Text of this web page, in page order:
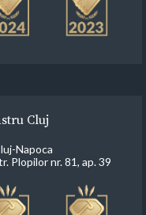
Cluj
Napoca
Plopilor nr. 81, ap. 39